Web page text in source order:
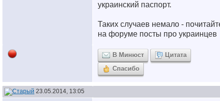
украинский паспорт.
Таких случаев немало -
на форуме посты про украинцев
В Минюст
Цитата
Спасибо
23.05.2014, 13:05